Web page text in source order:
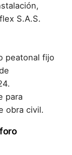
S.A.S.
peatonal fijo
para
obra civil.